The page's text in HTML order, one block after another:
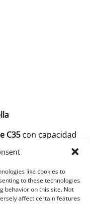
like cookies to
to these technologies
behavior on this site. Not
affect certain features
C35con capacidad
8 horas.
deportivo elegante
rendimiento. Este
líneas elegantes
Cuenta con